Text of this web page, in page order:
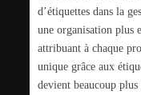
d’étiquettes dans la
une organisation plus
attribuant à chaque
unique grâce aux
devient beaucoup